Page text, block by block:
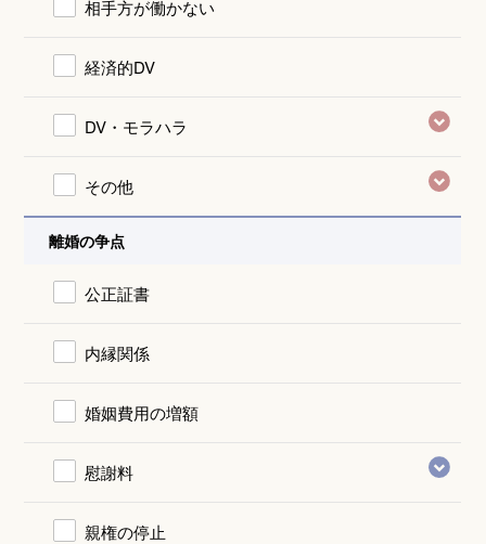
相手方が働かない
経済的DV
DV・モラハラ
その他
離婚の争点
公正証書
内縁関係
婚姻費用の増額
慰謝料
親権の停止